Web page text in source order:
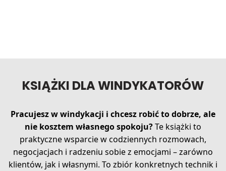
KSIĄŻKI DLA WINDYKATORÓW
Pracujesz w windykacji i chcesz robić to dobrze, ale
nie kosztem własnego spokoju?Te książki to
praktyczne wsparcie w codziennych rozmowach,
negocjacjach i radzeniu sobie z emocjami – zarówno
klientów, jak i własnymi. To zbiór konkretnych technik i